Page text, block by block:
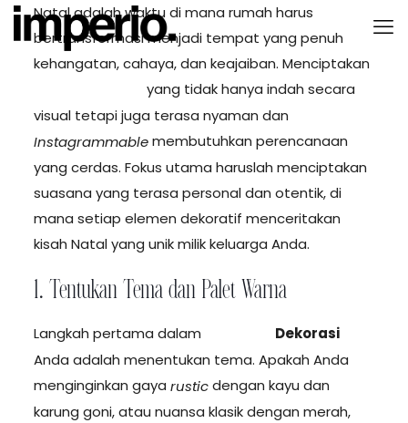
Natal adalah waktu di mana rumah harus
bertransformasi menjadi tempat yang penuh
kehangatan, cahaya, dan keajaiban. Menciptakan
yang tidak hanya indah secara
visual tetapi juga terasa nyaman dan
Instagrammablemembutuhkan perencanaan
yang cerdas. Fokus utama haruslah menciptakan
suasana yang terasa personal dan otentik, di
mana setiap elemen dekoratif menceritakan
kisah Natal yang unik milik keluarga Anda.
1. Tentukan Tema dan Palet Warna
Langkah pertama dalam
Dekorasi
Anda adalah menentukan tema. Apakah Anda
menginginkan gaya rusticdengan kayu dan
karung goni, atau nuansa klasik dengan merah,